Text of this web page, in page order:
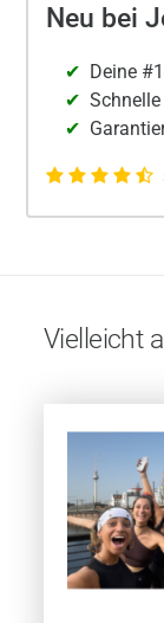
Neu bei
Deine
Vielleicht